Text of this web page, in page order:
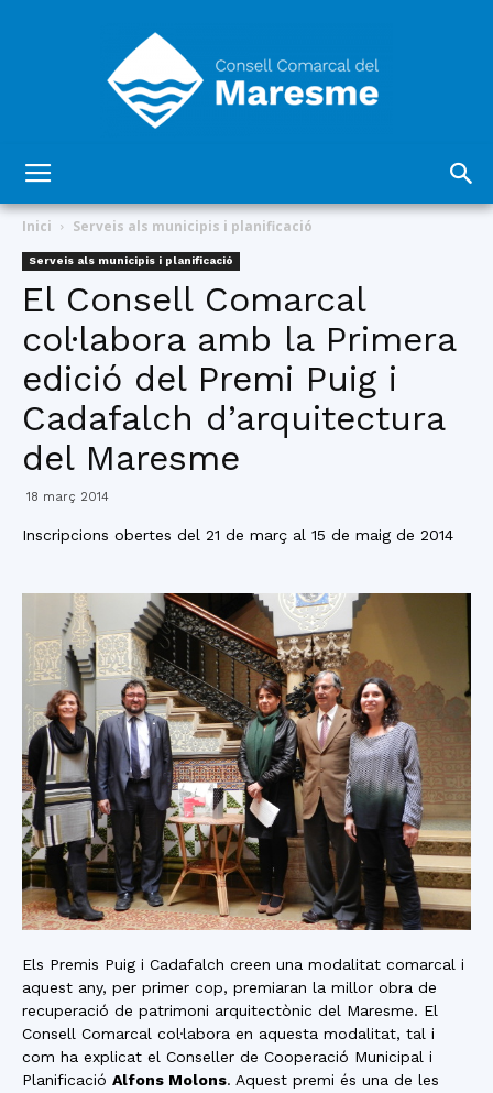
Comarcal
del
Inici Serveis als municipis i planificació
Serveis als municipis i planificació
El Consell Comarcal
col·labora amb la Primera
edició del Premi Puig i
Cadafalch d’arquitectura
del Maresme
18 març 2014
Inscripcions obertes del 21 de març al 15 de maig de 2014
Els Premis Puig i Cadafalch creen una modalitat comarcal i
aquest any, per primer cop, premiaran la millor obra de
recuperació de patrimoni arquitectònic del Maresme. El
Consell Comarcal col·labora en aquesta modalitat, tal i
com ha explicat el Conseller de Cooperació Municipal i
Planificació Alfons Molons. Aquest premi és una de les